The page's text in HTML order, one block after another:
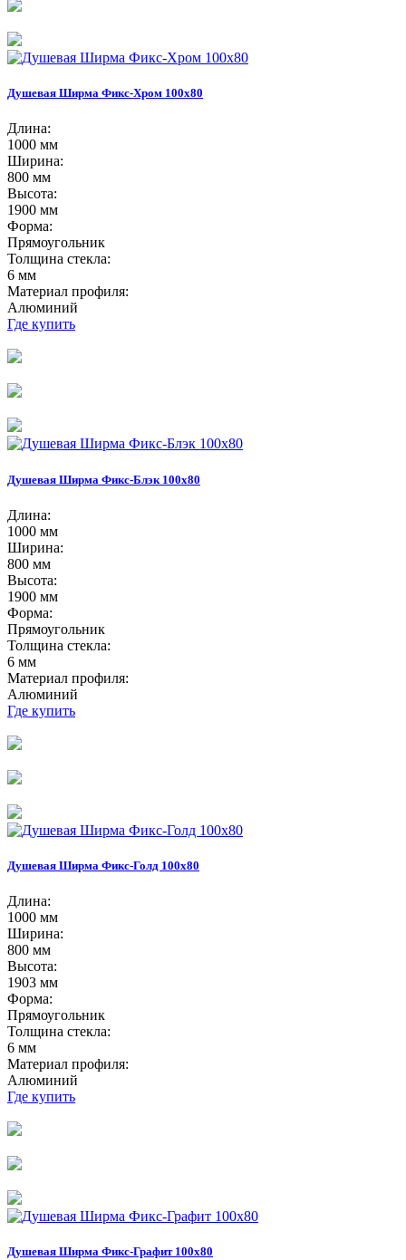
Душевая Ширма Фикс-Хром 100х80
Длина:
1000 мм
Ширина:
800 мм
Высота:
1900 мм
Форма:
Прямоугольник
Толщина стекла:
6 мм
Материал профиля:
Алюминий
Где купить
Душевая Ширма Фикс-Блэк 100х80
Длина:
1000 мм
Ширина:
800 мм
Высота:
1900 мм
Форма:
Прямоугольник
Толщина стекла:
6 мм
Материал профиля:
Алюминий
Где купить
Душевая Ширма Фикс-Голд 100х80
Длина:
1000 мм
Ширина:
800 мм
Высота:
1903 мм
Форма:
Прямоугольник
Толщина стекла:
6 мм
Материал профиля:
Алюминий
Где купить
Душевая Ширма Фикс-Графит 100х80